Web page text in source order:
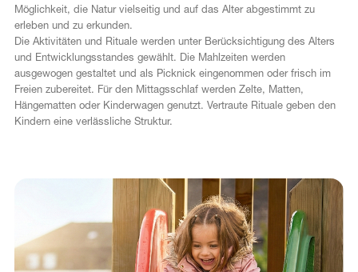
Möglichkeit, die Natur vielseitig und auf das Alter abgestimmt zu
erleben und zu erkunden.
Die Aktivitäten und Rituale werden unter Berücksichtigung des Alters
und Entwicklungsstandes gewählt. Die Mahlzeiten werden
ausgewogen gestaltet und als Picknick eingenommen oder frisch im
Freien zubereitet. Für den Mittagsschlaf werden Zelte, Matten,
Hängematten oder Kinderwagen genutzt. Vertraute Rituale geben den
Kindern eine verlässliche Struktur.